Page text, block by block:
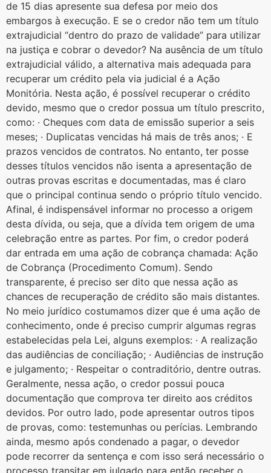
de 15 dias apresente sua defesa por meio dos
embargos à execução. E se o credor não tem um título
extrajudicial “dentro do prazo de validade” para utilizar
na justiça e cobrar o devedor? Na ausência de um título
extrajudicial válido, a alternativa mais adequada para
recuperar um crédito pela via judicial é a Ação
Monitória. Nesta ação, é possível recuperar o crédito
devido, mesmo que o credor possua um título prescrito,
como: · Cheques com data de emissão superior a seis
meses; · Duplicatas vencidas há mais de três anos; · E
prazos vencidos de contratos. No entanto, ter posse
desses títulos vencidos não isenta a apresentação de
outras provas escritas e documentadas, mas é claro
que o principal continua sendo o próprio título vencido.
Afinal, é indispensável informar no processo a origem
desta dívida, ou seja, que a dívida tem origem de uma
celebração entre as partes. Por fim, o credor poderá
dar entrada em uma ação de cobrança chamada: Ação
de Cobrança (Procedimento Comum). Sendo
transparente, é preciso ser dito que nessa ação as
chances de recuperação de crédito são mais distantes.
No meio jurídico costumamos dizer que é uma ação de
conhecimento, onde é preciso cumprir algumas regras
estabelecidas pela Lei, alguns exemplos: · A realização
das audiências de conciliação; · Audiências de instrução
e julgamento; · Respeitar o contraditório, dentre outras.
Geralmente, nessa ação, o credor possui pouca
documentação que comprova ter direito aos créditos
devidos. Por outro lado, pode apresentar outros tipos
de provas, como: testemunhas ou perícias. Lembrando
ainda, mesmo após condenado a pagar, o devedor
pode recorrer da sentença e com isso será necessário o
processo transitar em julgado para então receber o